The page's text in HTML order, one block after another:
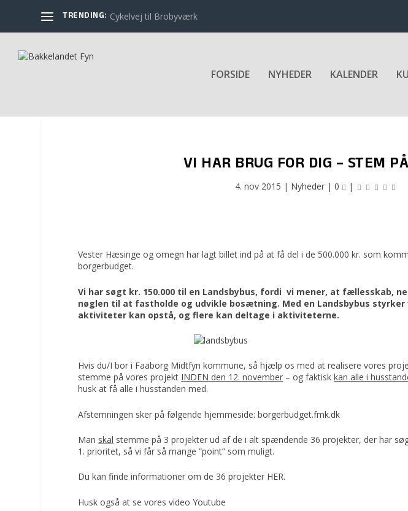
TRENDING: Cykelvej til Brobyværk
FORSIDE NYHEDER KALENDER
VI HAR BRUG FOR DIG – STEM
4. nov 2015 | Nyheder |0 |
Vester Hæsinge og omegn har lagt billet ind på at få del i de 500.000 kr. som
borgerbudget.
Vi har søgt kr. 150.000 til en Landsbybus, fordi vi mener, at fællesskab,
nøglen til at fastholde og udvikle bosætning. Med en Landsbybus
aktiviteter kan opstå, og flere kan deltage i aktiviteterne.
Hvis du/I bor i Faaborg Midtfyn kommune, så hjælp os med at realisere vores
stemme på vores projekt INDEN den 12. november – og faktiskkan alle i
husk at få alle i husstanden med.
Afstemningen sker på følgende hjemmeside:borgerbudget.fmk.dk
Man skal stemme på 3 projekter ud af de i alt spændende 36 projekter, der har
1. prioritet, så vi får så mange “point” som muligt.
Du kan finde informationer om de 36 projekter HER.
Husk også at se vores videoYoutube